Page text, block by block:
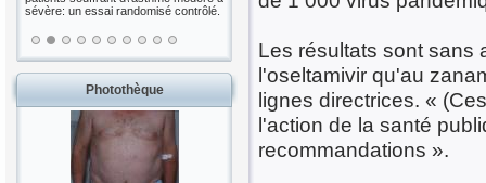
sévère: un essai randomisé contrôlé.
Photothèque
Les résultats sont sans
l'oseltamivir qu'au
lignes directrices. «
l'action de la santé
recommandations ».